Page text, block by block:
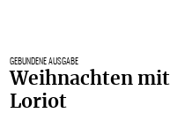
GEBUNDENE AUSGABE
Weihnachten mit
Loriot